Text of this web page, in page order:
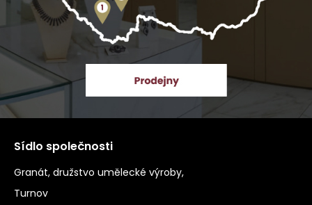
Sídlo společnosti
Granát, družstvo umělecké výroby,
Turnov